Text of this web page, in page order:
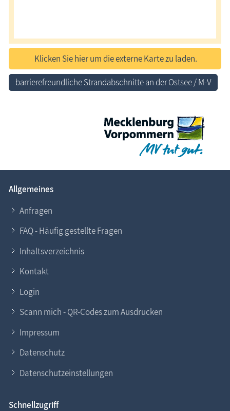
Klicken Sie hier um die externe Karte zu laden.
barrierefreundliche Strandabschnitte an der Ostsee / M-V
Allgemeines
Anfragen
FAQ - Häufig gestellte Fragen
Inhaltsverzeichnis
Kontakt
Login
Scann mich - QR-Codes zum Ausdrucken
Impressum
Datenschutz
Datenschutzeinstellungen
Schnellzugriff